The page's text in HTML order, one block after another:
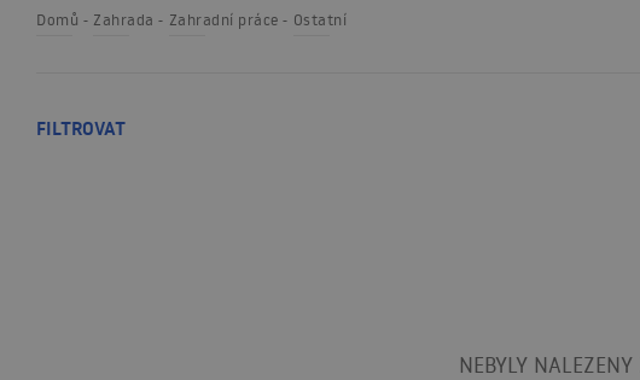
Domů Zahrada Zahradní práce Ostatní
FILTROVAT
NEBYLY